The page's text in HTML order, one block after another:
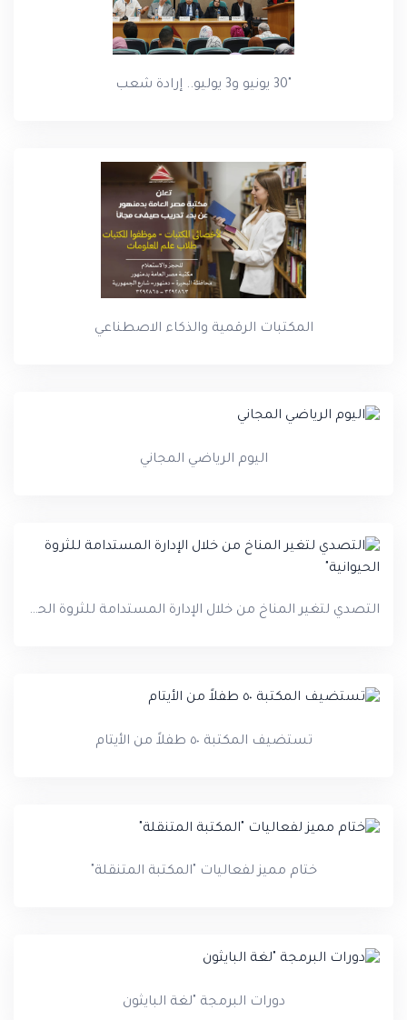
المكتبات الرقمية والذكاء الاصطناعي
اليوم الرياضي المجاني
التصدي لتغير المناخ من خلال الإدارة المستدامة للثروة الحيوانية"
تستضيف المكتبة ٥٠ طفلاً من الأيتام
ختام مميز لفعاليات "المكتبة المتنقلة"
دورات البرمجة "لغة البايثون